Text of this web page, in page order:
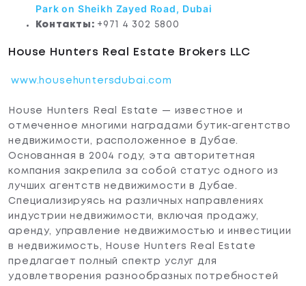
Park on Sheikh Zayed Road, Dubai
Контакты: +971 4 302 5800
House Hunters Real Estate Brokers LLC
www.househuntersdubai.com
House Hunters Real Estate — известное и
отмеченное многими наградами бутик-агентство
недвижимости, расположенное в Дубае.
Основанная в 2004 году, эта авторитетная
компания закрепила за собой статус одного из
лучших агентств недвижимости в Дубае.
Специализируясь на различных направлениях
индустрии недвижимости, включая продажу,
аренду, управление недвижимостью и инвестиции
в недвижимость, House Hunters Real Estate
предлагает полный спектр услуг для
удовлетворения разнообразных потребностей